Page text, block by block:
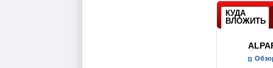
КУДА
ВЛОЖИТЬ